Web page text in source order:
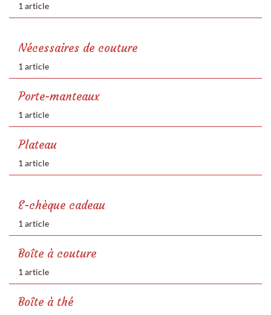
1 article
Nécessaires de couture
1 article
Porte-manteaux
1 article
Plateau
1 article
E-chèque cadeau
1 article
Boîte à couture
1 article
Boîte à thé